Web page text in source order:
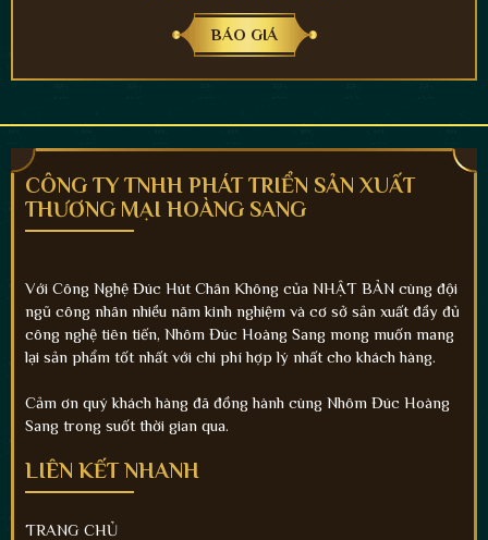
BÁO GIÁ
CÔNG TY TNHH PHÁT TRIỂN SẢN XUẤT
THƯƠNG MẠI HOÀNG SANG
Với Công Nghệ Đúc Hút Chân Không của NHẬT BẢN cùng đội
ngũ công nhân nhiều năm kinh nghiệm và cơ sở sản xuất đầy đủ
công nghệ tiên tiến, Nhôm Đúc Hoàng Sang mong muốn mang
lại sản phẩm tốt nhất với chi phí hợp lý nhất cho khách hàng.
Cảm ơn quý khách hàng đã đồng hành cùng Nhôm Đúc Hoàng
Sang trong suốt thời gian qua.
LIÊN KẾT NHANH
TRANG CHỦ